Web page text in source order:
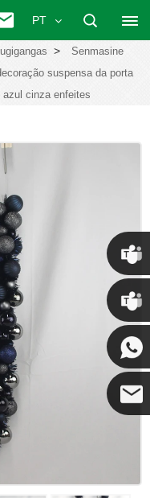
PT
>
Senmasine
suspensa da porta
cinza enfeites
Chris
Kenny